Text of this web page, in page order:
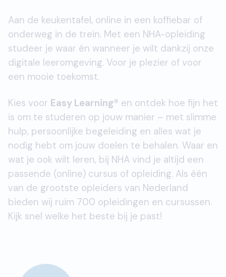
Aan de keukentafel, online in een koffiebar of
onderweg in de trein. Met een NHA-opleiding
studeer je waar én wanneer je wilt dankzij onze
digitale leeromgeving. Voor je plezier of voor
een mooie toekomst.
Kies voor Easy Learning® en ontdek hoe fijn het
is om te studeren op jouw manier – met slimme
hulp, persoonlijke begeleiding en alles wat je
nodig hebt om jouw doelen te behalen. Waar en
wat je ook wilt leren, bij NHA vind je altijd een
passende (online) cursus of opleiding. Als één
van de grootste opleiders van Nederland
bieden wij ruim 700 opleidingen en cursussen.
Kijk snel welke het beste bij je past!